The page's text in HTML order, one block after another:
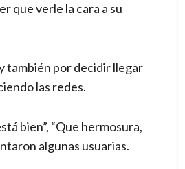
que verle la cara a su
también por decidir llegar
las redes.
bien”, “Que hermosura,
algunas usuarias.